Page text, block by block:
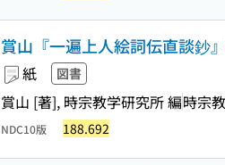
賞山『一遍上人絵詞伝直談鈔
紙 図書
賞山 [著], 時宗教学研究所 編時宗
NDC10版 188.692